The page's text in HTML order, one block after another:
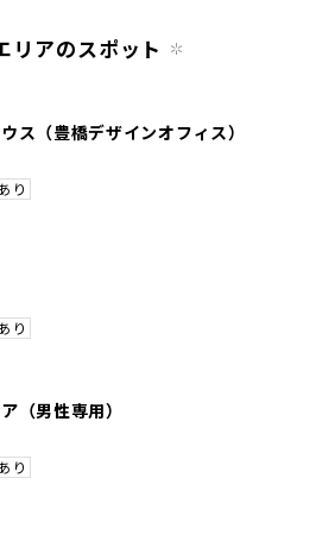
リアのスポット
ス（豊橋デザインオフィス）
り
り
（男性専用）
り